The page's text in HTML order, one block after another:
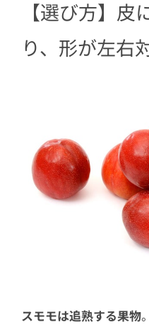
【選び方】
り、形が左右
スモモは追熟する果物